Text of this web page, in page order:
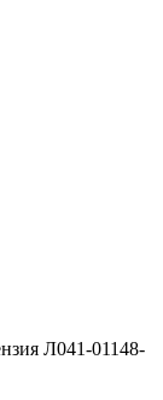
Л041-01148-